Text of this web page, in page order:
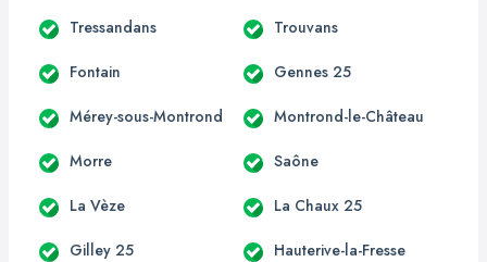
Tressandans Trouvans
Fontain Gennes 25
Mérey-sous-Montrond Montrond-le-Château
Morre Saône
La Vèze La Chaux 25
Gilley 25 Hauterive-la-Fresse